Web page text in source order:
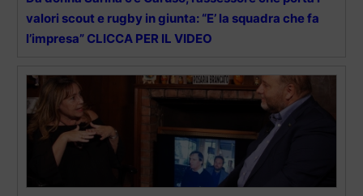
valori scout e rugby in giunta: “E’ la squadra che fa
l’impresa” CLICCA PER IL VIDEO